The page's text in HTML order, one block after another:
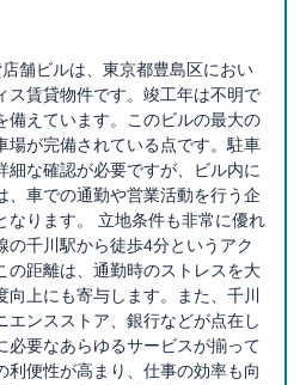
舗ビルは、東京都豊島区におい
ス賃貸物件です。竣工年は不明で
備えています。このビルの最大の
場が完備されている点です。駐車
細な確認が必要ですが、ビル内に
、車での通勤や営業活動を行う企
なります。 立地条件も非常に優れ
の千川駅から徒歩4分というアク
の距離は、通勤時のストレスを大
上にも寄与します。また、千川
エンスストア、銀行などが点在し
必要なあらゆるサービスが揃って
利便性が高まり、仕事の効率も向